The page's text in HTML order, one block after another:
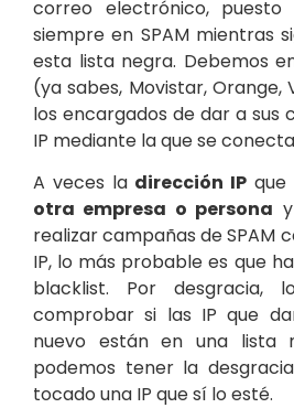
correo electrónico,
siempre en SPAM mientras
esta lista negra. Debemos
(ya sabes, Movistar, Orange,
los encargados de dar a sus
IP mediante la que se
A veces la dirección IP que
otra empresa o persona
realizar campañas de SPAM
IP, lo más probable es que
blacklist. Por desgracia,
comprobar si las IP que
nuevo están en una lista
podemos tener la
tocado una IP que sí lo esté.